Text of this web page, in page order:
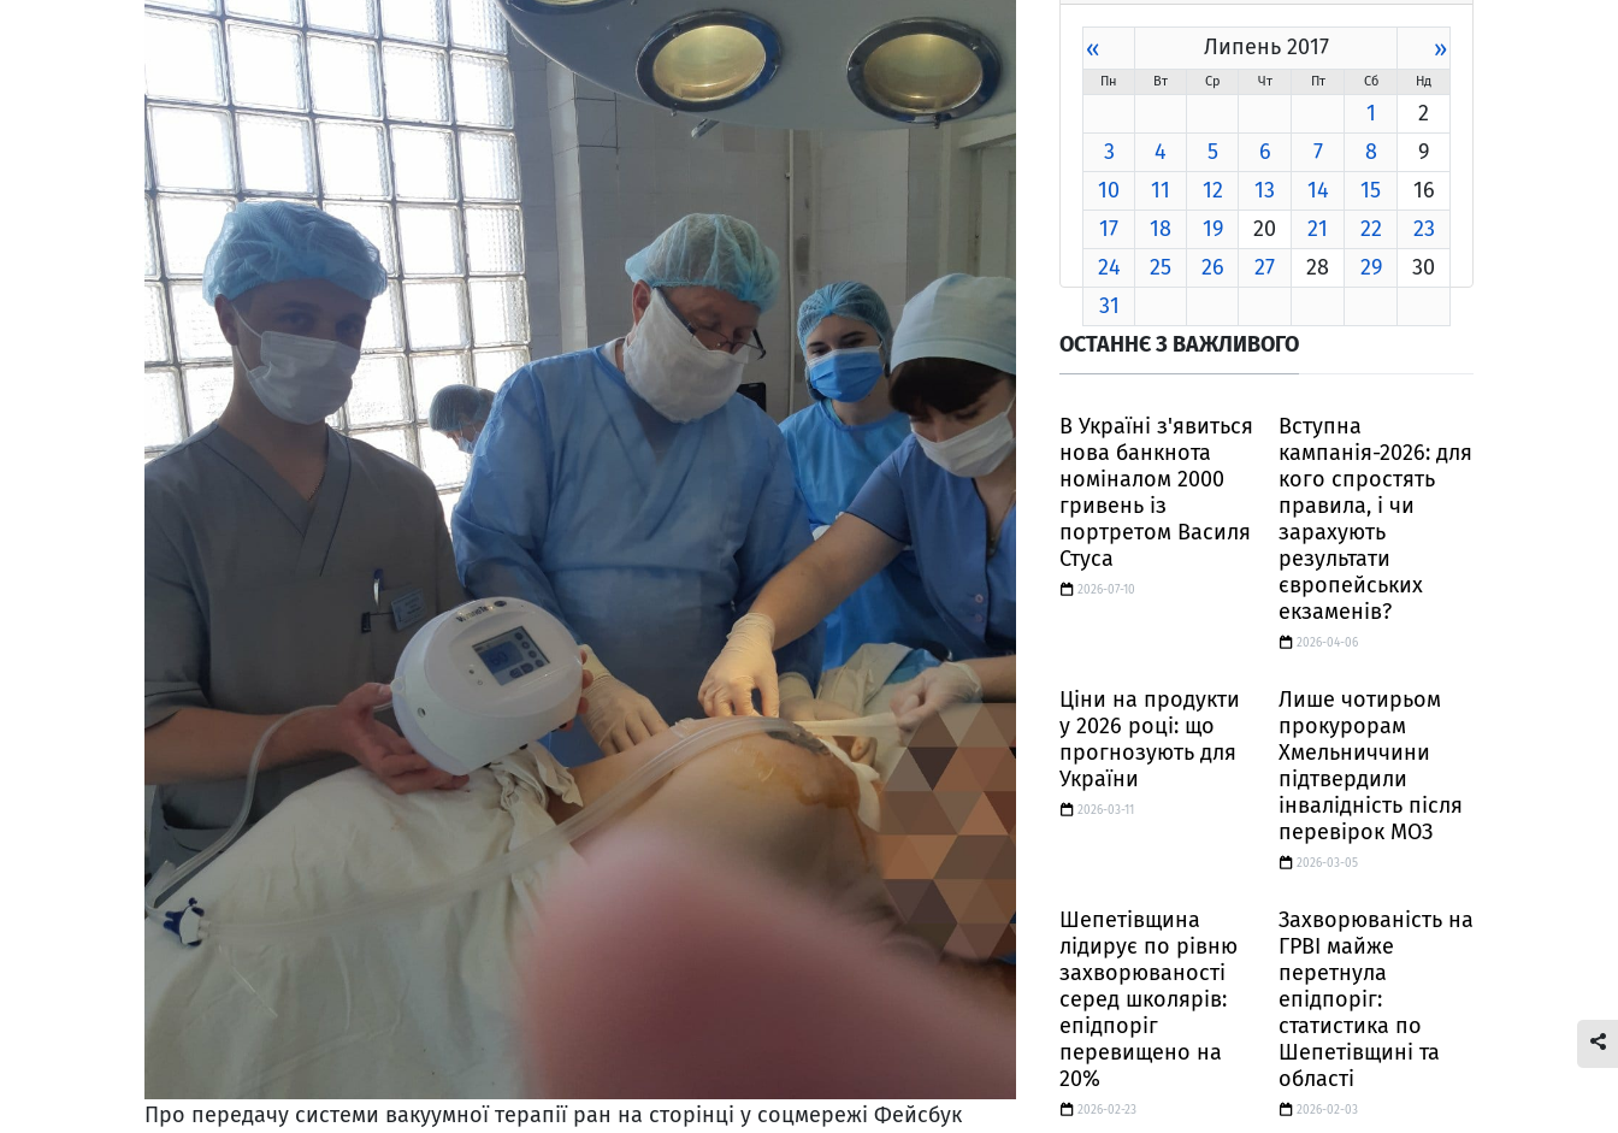
Про передачу системи вакуумної терапії ран на сторінці у соцмережі Фейсбук
« Липень 2017 »
Пн Вт Ср Чт Пт Сб Нд
1
2
3
4 5 6 7 8
9
10
11 12 13 14 15
16
17
18 19 20 21 22
23
24
25 26 27 28 29
30
31
ОСТАННЄ З ВАЖЛИВОГО
В Україні з'явиться
нова банкнота
номіналом 2000
гривень із
портретом Василя
Стуса
2026-07-10
Вступна
кампанія-2026: для
кого спростять
правила, і чи
зарахують
результати
європейських
екзаменів?
2026-04-06
Ціни на продукти
у 2026 році: що
прогнозують для
України
2026-03-11
Лише чотирьом
прокурорам
Хмельниччини
підтвердили
інвалідність після
перевірок МОЗ
2026-03-05
Шепетівщина
лідирує по рівню
захворюваності
серед школярів:
епідпоріг
перевищено на
20%
2026-02-23
Захворюваність на
ГРВІ майже
перетнула
епідпоріг:
статистика по
Шепетівщині та
області
2026-02-03